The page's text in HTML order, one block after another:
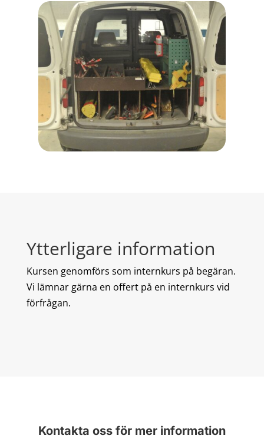
Ytterligare information
Kursen genomförs som internkurs på begäran.
Vi lämnar gärna en offert på en internkurs vid
förfrågan.
Kontakta oss för mer information